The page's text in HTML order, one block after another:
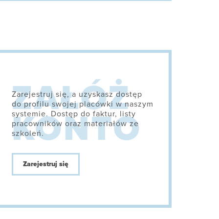
Zarejestruj się, a uzyskasz dostęp
do profilu swojej placówki w naszym
systemie. Dostęp do faktur, listy
pracowników oraz materiałów ze
szkoleń.
Zarejestruj się